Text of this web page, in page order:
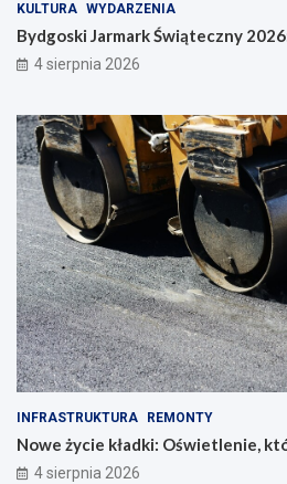
KULTURA WYDARZENIA
Bydgoski Jarmark Świąteczny
4 sierpnia 2026
INFRASTRUKTURA REMONTY
Nowe życie kładki: Oświetlenie,
4 sierpnia 2026